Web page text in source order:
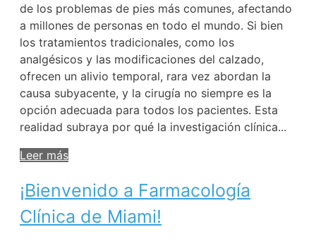
de los problemas de pies más comunes, afectando
a millones de personas en todo el mundo. Si bien
los tratamientos tradicionales, como los
analgésicos y las modificaciones del calzado,
ofrecen un alivio temporal, rara vez abordan la
causa subyacente, y la cirugía no siempre es la
opción adecuada para todos los pacientes. Esta
realidad subraya por qué la investigación clínica...
Leer más
¡Bienvenido a Farmacología
Clínica de Miami!